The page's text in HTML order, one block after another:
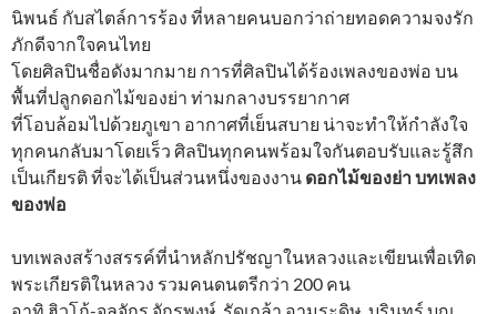
นิพนธ์ กับสไตล์การร้อง ที่หลายคนบอกว่าถ่ายทอดความจงรัก
ภักดีจากใจคนไทย
โดยศิลปินชื่อดังมากมาย การที่ศิลปินได้ร้องเพลงของพ่อ บน
พื้นที่ปลูกดอกไม้ของย่า ท่ามกลางบรรยากาศ
ที่โอบล้อมไปด้วยภูเขา อากาศที่เย็นสบาย น่าจะทำให้กำลังใจ
ทุกคนกลับมาโดยเร็ว ศิลปินทุกคนพร้อมใจกันตอบรับและรู้สึก
เป็นเกียรติ ที่จะได้เป็นส่วนหนึ่งของงาน ดอกไม้ของย่า บทเพลง
ของพ่อ
บทเพลงสร้างสรรค์ที่นำหลักปรัชญาในหลวงและเขียนเพื่อเทิด
พระเกียรติในหลวง รวมคนดนตรีกว่า 200 คน
อาทิ ฮิวโก้-จุลจักร จักรพงษ์, รัดเกล้า อามระดิษ, บุรินทร์ บุญ